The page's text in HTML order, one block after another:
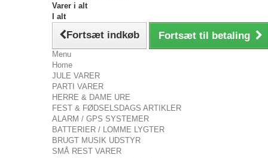
Varer i alt
I alt
Fortsæt indkøb Fortsæt til betaling
Menu
Home
JULE VARER
PARTI VARER
HERRE & DAME URE
FEST & FØDSELSDAGS ARTIKLER
ALARM / GPS SYSTEMER
BATTERIER / LOMME LYGTER
BRUGT MUSIK UDSTYR
SMÅ REST VARER